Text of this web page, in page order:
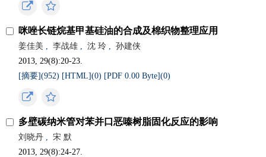
咪唑长链烷基甲基硅油的合成及棉织物整理应用
姜佳美 , 李战雄 , 沈 玲 ,
孙建侠
2013, 29(8):20-23.
[摘要](952) [HTML](0) [PDF 0.00 Byte](0)
多壁碳纳米管对苯并口恶嗪树脂固化反应的影响
刘晓丹 ,
宋 默
2013, 29(8):24-27.